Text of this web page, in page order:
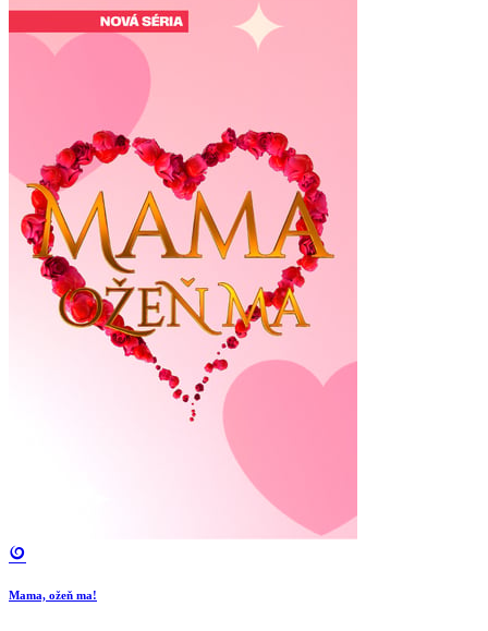
Mama, ožeň ma!